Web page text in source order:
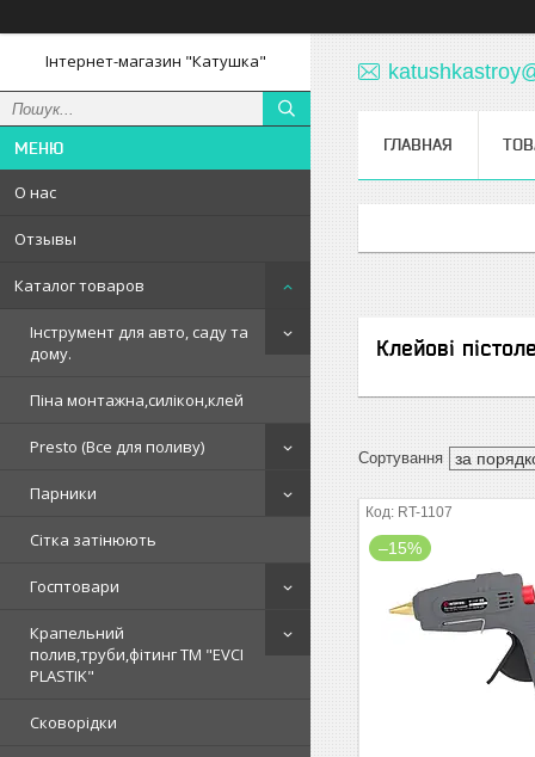
Інтернет-магазин "Катушка"
О нас
Отзывы
Каталог товаров
Інструмент для авто, саду та
дому.
Піна монтажна,силікон,клей
Presto (Все для поливу)
Парники
Сітка затінюють
Госптовари
Крапельний
полив,труби,фітинг ТМ "EVCI
PLASTIK"
Сковорідки
ГЛАВНАЯ
Клейові
RT-1107
–15%